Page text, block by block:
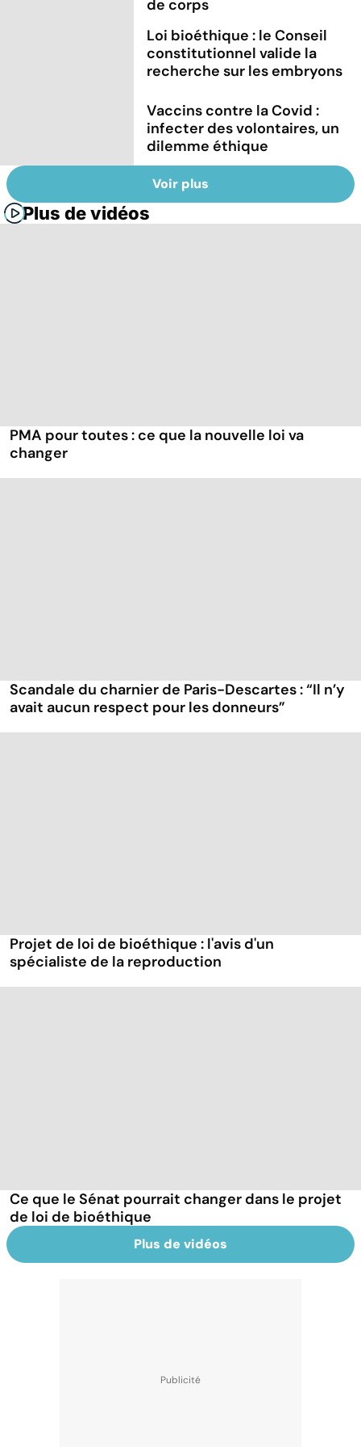
de corps
Loi bioéthique : le Conseil
constitutionnel valide la
recherche sur les embryons
Vaccins contre la Covid :
infecter des volontaires, un
dilemme éthique
Voir plus
Plus de vidéos
PMA pour toutes : ce que la nouvelle loi va
changer
Scandale du charnier de Paris-Descartes : “Il n’y
avait aucun respect pour les donneurs”
Projet de loi de bioéthique : l'avis d'un
spécialiste de la reproduction
Ce que le Sénat pourrait changer dans le projet
de loi de bioéthique
Plus de vidéos